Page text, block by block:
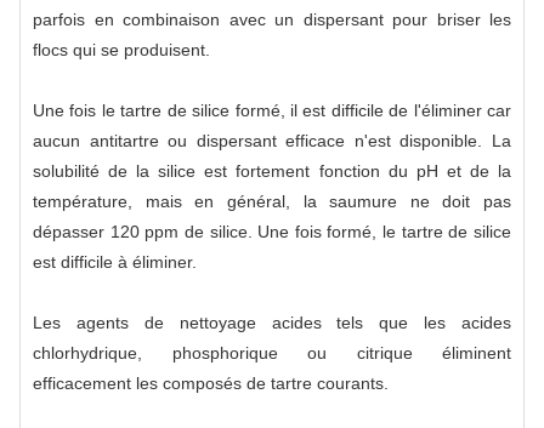
parfois en combinaison avec un dispersant pour briser les
flocs qui se produisent.
Une fois le tartre de silice formé, il est difficile de l'éliminer car
aucun antitartre ou dispersant efficace n'est disponible. La
solubilité de la silice est fortement fonction du pH et de la
température, mais en général, la saumure ne doit pas
dépasser 120 ppm de silice. Une fois formé, le tartre de silice
est difficile à éliminer.
Les agents de nettoyage acides tels que les acides
chlorhydrique, phosphorique ou citrique éliminent
efficacement les composés de tartre courants.